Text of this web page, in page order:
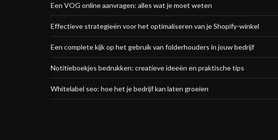
Een VOG online aanvragen: alles wat je moet weten
Effectieve strategieën voor het optimaliseren van je Shopify-winkel
Een complete kijk op het gebruik van folderhouders in jouw bedrijf
Notitieboekjes bedrukken: creatieve ideeën en praktische tips
Whitelabel seo: hoe het je bedrijf kan laten groeien